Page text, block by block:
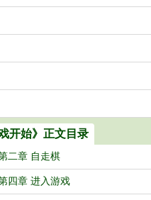
开始》正文目录
二章 自走棋
四章 进入游戏